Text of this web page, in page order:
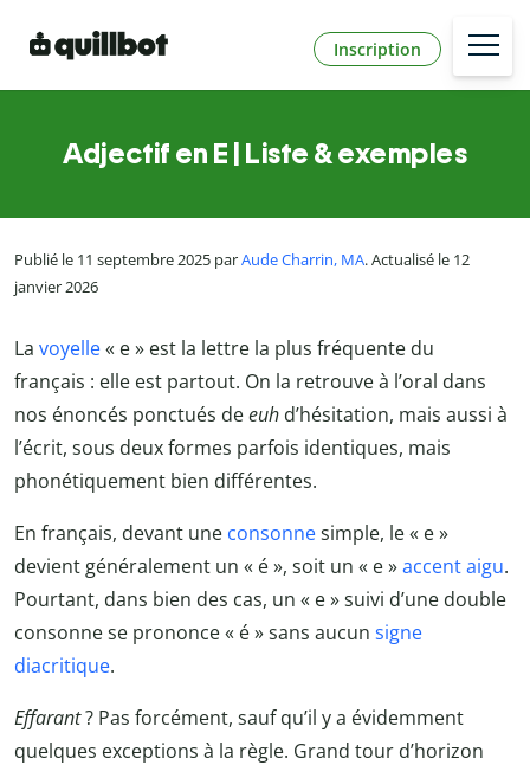
Inscription
Adjectif en E | Liste & exemples
Publié le 11 septembre 2025 parAude Charrin, MA. Actualisé le 12
janvier 2026
La voyelle« e » est la lettre la plus fréquente du
français : elle est partout. On la retrouve à l’oral dans
nos énoncés ponctués deeuh d’hésitation, mais aussi à
l’écrit, sous deux formes parfois identiques, mais
phonétiquement bien différentes.
En français, devant une consonnesimple, le « e »
devient généralement un « é », soit un « e »accent aigu.
Pourtant, dans bien des cas, un « e » suivi d’une double
consonne se prononce « é » sans aucun signe
diacritique.
Effarant? Pas forcément, sauf qu’il y a évidemment
quelques exceptions à la règle. Grand tour d’horizon